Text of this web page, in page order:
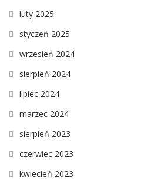
luty 2025
styczeń 2025
wrzesień 2024
sierpień 2024
lipiec 2024
marzec 2024
sierpień 2023
czerwiec 2023
kwiecień 2023